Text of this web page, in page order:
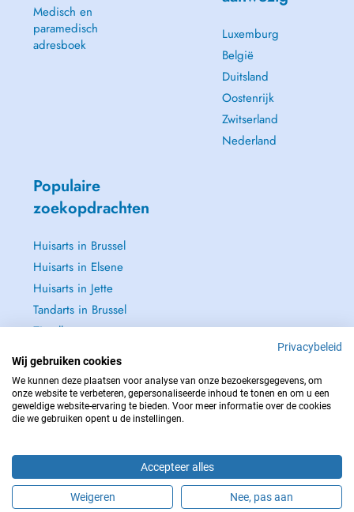
Maak online een afspraak
Medisch en
paramedisch
adresboek
Luxemburg
België
Duitsland
Oostenrijk
Zwitserland
Nederland
Populaire
zoekopdrachten
Huisarts in Brussel
Huisarts in Elsene
Huisarts in Jette
Tandarts in Brussel
Zie alle →
NEEM IN GEVAL VAN NOOD CONTACT OP MET : 112
Privacybeleid
Wij gebruiken cookies
We kunnen deze plaatsen voor analyse van onze bezoekersgegevens, om
onze website te verbeteren, gepersonaliseerde inhoud te tonen en om u een
geweldige website-ervaring te bieden. Voor meer informatie over de cookies
die we gebruiken opent u de instellingen.
Accepteer alles
Weigeren Nee, pas aan